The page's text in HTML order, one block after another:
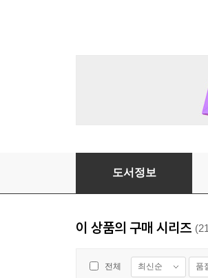
사위 - 이무영 [신토불이
도서정보
이 상품의 구매 시리즈
전체 최신순 품